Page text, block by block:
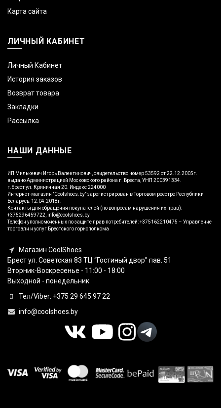
Карта сайта
ЛИЧНЫЙ КАБИНЕТ
Личный Кабинет
История заказов
Возврат товара
Закладки
Рассылка
НАШИ ДАННЫЕ
ИП Милькевич Игорь Валентинович, свидетельство номер 53592 от 22.12.2005г.
выдано Администрацией Московского района г. Бреста, УНП 200391334.
г.Брест ул. Криничная 20. Индекс 224000
Интернет-магазин "Coolshoes.by" зарегистрирован в Торговом реестре Республики
Беларусь: 12.04.2018г.
Контакты для обращения покупателей (по вопросам нарушения их прав):
+375296459722, info@coolshoes.by
Телефон уполномоченных по защите прав потребителей: +375162210475 – Управление
торговли и услуг Брестского горисполкома
Магазин CoolShoes
Брест ул. Советская 83 ТЦ “Гостиный двор” пав. 51
Вторник-Воскресенье - 11:00 - 18:00
Выходной - понедельник
Тел/Viber: +375 29 645 97 22
info@coolshoes.by